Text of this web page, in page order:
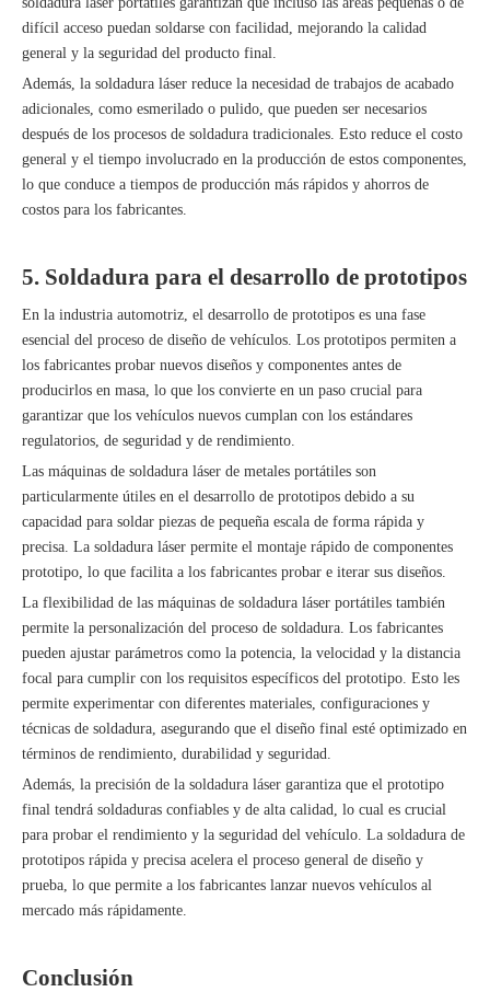
difícil acceso puedan soldarse con facilidad, mejorando la calidad
general y la seguridad del producto final.
Además, la soldadura láser reduce la necesidad de trabajos de acabado
adicionales, como esmerilado o pulido, que pueden ser necesarios
después de los procesos de soldadura tradicionales. Esto reduce el costo
general y el tiempo involucrado en la producción de estos componentes,
lo que conduce a tiempos de producción más rápidos y ahorros de
costos para los fabricantes.
5. Soldadura para el desarrollo de prototipos
En la industria automotriz, el desarrollo de prototipos es una fase
esencial del proceso de diseño de vehículos. Los prototipos permiten a
los fabricantes probar nuevos diseños y componentes antes de
producirlos en masa, lo que los convierte en un paso crucial para
garantizar que los vehículos nuevos cumplan con los estándares
regulatorios, de seguridad y de rendimiento.
Las máquinas de soldadura láser de metales portátiles son
particularmente útiles en el desarrollo de prototipos debido a su
capacidad para soldar piezas de pequeña escala de forma rápida y
precisa. La soldadura láser permite el montaje rápido de componentes
prototipo, lo que facilita a los fabricantes probar e iterar sus diseños.
La flexibilidad de las máquinas de soldadura láser portátiles también
permite la personalización del proceso de soldadura. Los fabricantes
pueden ajustar parámetros como la potencia, la velocidad y la distancia
focal para cumplir con los requisitos específicos del prototipo. Esto les
permite experimentar con diferentes materiales, configuraciones y
técnicas de soldadura, asegurando que el diseño final esté optimizado en
términos de rendimiento, durabilidad y seguridad.
Además, la precisión de la soldadura láser garantiza que el prototipo
final tendrá soldaduras confiables y de alta calidad, lo cual es crucial
para probar el rendimiento y la seguridad del vehículo. La soldadura de
prototipos rápida y precisa acelera el proceso general de diseño y
prueba, lo que permite a los fabricantes lanzar nuevos vehículos al
mercado más rápidamente.
Conclusión